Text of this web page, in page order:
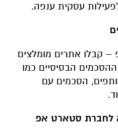
עסקית ענפה.
קבלו אתרים מומלצים
הבסיסיים כמו
הסכמים עם
לחברת סטארט אפ